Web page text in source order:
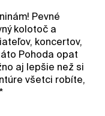
Pevné
kolotoč a
koncertov,
Pohoda opat
aj lepšie než si
všetci robíte,